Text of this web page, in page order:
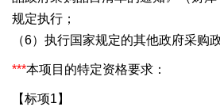
规定执行；
（6）执行国家规定的其他政府采购
***本项目的特定资格要求：
【标项1】